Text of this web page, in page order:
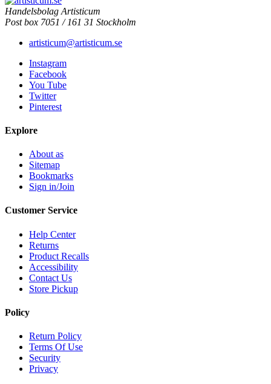
Handelsbolag Artisticum
Post box 7051 / 161 31 Stockholm
artisticum@artisticum.se
Instagram
Facebook
You Tube
Twitter
Pinterest
Explore
About as
Sitemap
Bookmarks
Sign in/Join
Customer Service
Help Center
Returns
Product Recalls
Accessibility
Contact Us
Store Pickup
Policy
Return Policy
Terms Of Use
Security
Privacy